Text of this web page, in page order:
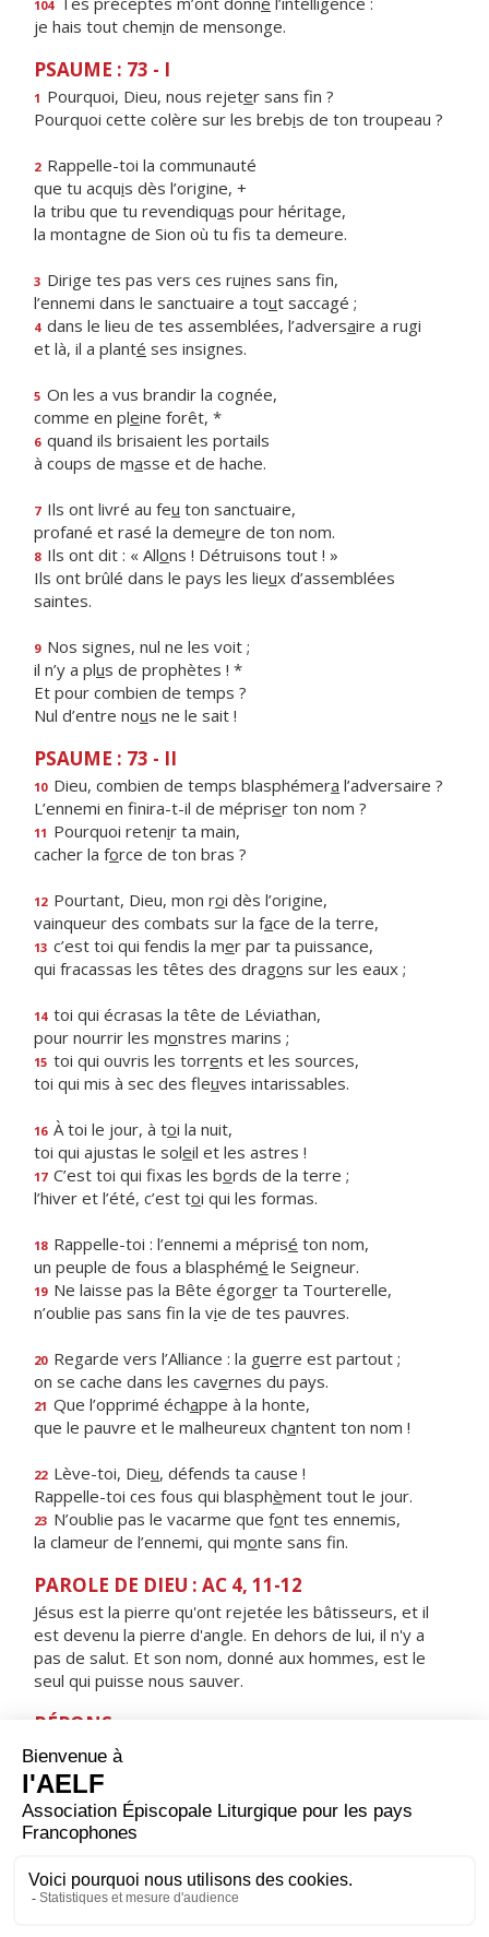
104
je hais tout chemin de mensonge.
PSAUME : 73 - I
1 Pourquoi, Dieu, nous rejeter sans fin ?
Pourquoi cette colère sur les brebis de ton troupeau ?
2 Rappelle-toi la communauté
que tu acquis dès l’origine, +
la tribu que tu revendiquas pour héritage,
la montagne de Sion où tu fs ta demeure.
3 Dirige tes pas vers ces ruines sans fin,
l’ennemi dans le sanctuaire a tout saccagé ;
4 dans le lieu de tes assemblées, l’adversaire a rugi
et là, il a planté ses insignes.
5 On les a vus brandir la cognée,
comme en pleine forêt, *
6 quand ils brisaient les portails
à coups de masse et de hache.
7 Ils ont livré au feu ton sanctuaire,
profané et rasé la demeure de ton nom.
8 Ils ont dit : « Allons ! Détruisons tout ! »
Ils ont brûlé dans le pays les lieux d’assemblées
saintes.
9 Nos signes, nul ne les voit ;
il n’y a plus de prophètes ! *
Et pour combien de temps ?
Nul d’entre nous ne le sait !
PSAUME : 73 - II
10 Dieu, combien de temps blasphémera l’adversaire ?
L’ennemi en finira-t-il de mépriser ton nom ?
11 Pourquoi retenir ta main,
cacher la force de ton bras ?
12 Pourtant, Dieu, mon roi dès l’origine,
vainqueur des combats sur la face de la terre,
13 c’est toi qui fendis la mer par ta puissance,
qui fracassas les têtes des dragons sur les eaux ;
14 toi qui écrasas la tête de Léviathan,
pour nourrir les monstres marins ;
15 toi qui ouvris les torrents et les sources,
toi qui mis à sec des fleuves intarissables.
16 À toi le jour, à toi la nuit,
toi qui ajustas le soleil et les astres !
17 C’est toi qui fixas les bords de la terre ;
l’hiver et l’été, c’est toi qui les formas.
18 Rappelle-toi : l’ennemi a méprisé ton nom,
un peuple de fous a blasphémé le Seigneur.
19 Ne laisse pas la Bête égorger ta Tourterelle,
n’oublie pas sans fin la vie de tes pauvres.
20 Regarde vers l’Alliance : la guerre est partout ;
on se cache dans les cavernes du pays.
21 Que l’opprimé échappe à la honte,
que le pauvre et le malheureux chantent ton nom !
22 Lève-toi, Dieu, défends ta cause !
Rappelle-toi ces fous qui blasphèment tout le jour.
23 N’oublie pas le vacarme que font tes ennemis,
la clameur de l’ennemi, qui monte sans fin.
PAROLE DE DIEU : AC 4, 11-12
Jésus est la pierre qu'ont rejetée les bâtisseurs, et il
est devenu la pierre d'angle. En dehors de lui, il n'y a
pas de salut. Et son nom, donné aux hommes, est le
seul qui puisse nous sauver.
RÉPONS
V/ Le Seigneur est vraiment ressuscité, alléluia,
il est apparu à Simon, alléluia.
ORAISON
Seigneur, tu ouvres ton Royaume à ceux qui renaissent
que, déjà purifiés de leurs fautes, ils ne rendent vaine